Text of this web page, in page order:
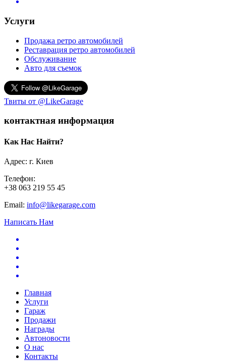
Услуги
Продажа ретро автомобилей
Реставрация ретро автомобилей
Обслуживание
Авто для съемок
Твиты от @LikeGarage
контактная информация
Как Нас Найти?
Адрес: г. Киев
Телефон:
+38 063 219 55 45
Email: info@likegarage.com
Написать Нам
Главная
Услуги
Гараж
Продажи
Награды
Автоновости
О нас
Контакты